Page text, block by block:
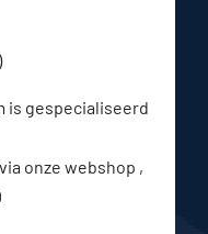
is gespecialiseerd
onze webshop ,